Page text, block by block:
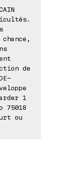
de
1
75018
ou